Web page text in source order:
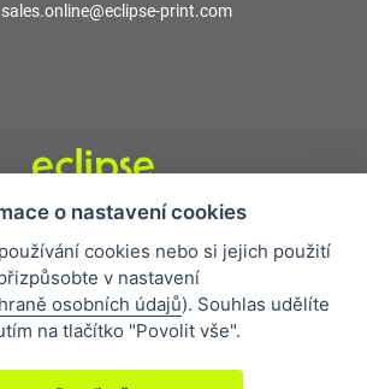
sales.online@eclipse-print.com
Obchodní podmínky
Nejčastější otázky
Ochrana osobních údajů
O společnosti
Whistleblowing
o nastavení cookies
cookies nebo si jejich použití
v nastavení
osobních údajů). Souhlas udělíte
na tlačítko "Povolit vše".